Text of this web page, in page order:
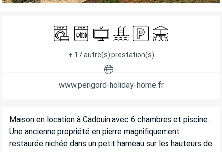
OUVERTURE ET COORDONNÉES
Lave lingeLave vaisselle
Télévision
PiscineParkingTerrasse
+ 17 autre(s) prestation(s)
www.perigord-holiday-home.fr
DESCRIPTION
Maison en location à Cadouin avec 6 chambres et piscine.
Une ancienne propriété en pierre magnifiquement
restaurée nichée dans un petit hameau sur les hauteurs de